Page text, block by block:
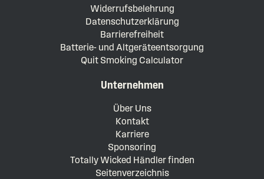
Widerrufsbelehrung
Datenschutzerklärung
Barrierefreiheit
Batterie- und Altgeräteentsorgung
Quit Smoking Calculator
Unternehmen
Über Uns
Kontakt
Karriere
Sponsoring
Totally Wicked Händler finden
Seitenverzeichnis